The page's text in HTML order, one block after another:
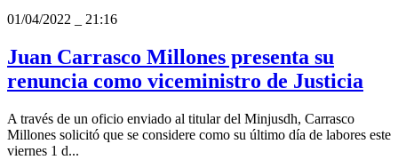
01/04/2022
21:16
Juan Carrasco Millones presenta su
renuncia como viceministro de Justicia
A través de un oficio enviado al titular del Minjusdh, Carrasco
Millones solicitó que se considere como su último día de labores este
viernes 1 d...